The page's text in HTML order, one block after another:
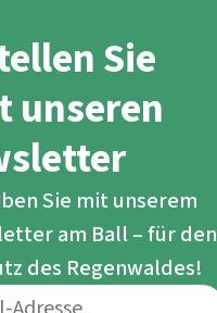
Sie
unseren
Sie mit unserem
am Ball – für den
des Regenwaldes!